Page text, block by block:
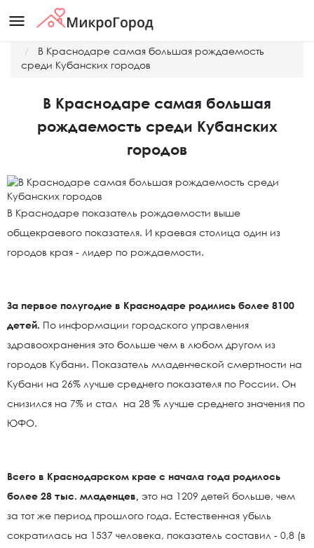
menu
В Краснодаре самая большая рождаемость
среди Кубанских городов
В Краснодаре самая большая
рождаемость среди Кубанских
городов
В Краснодаре показатель рождаемости выше
общекраевого показателя. И краевая столица один из
городов края - лидер по рождаемости.
За первое полугодие в Краснодаре родились более 8100
детей. По информации городского управления
здравоохранения это больше чем в любом другом из
городов Кубани. Показатель младенческой смертности на
Кубани на 26% лучше среднего показателя по России. Он
снизился на 7% и стал на 28 % лучше среднего значения по
ЮФО.
Всего в Краснодарском крае с начала года родилось
более 28 тыс. младенцев, это на 1209 детей больше, чем
за тот же период прошлого года. Естественная убыль
сократилась на 1537 человека, показатель составил - 0,8 (в